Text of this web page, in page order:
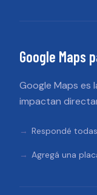
Google Maps
Google Maps es
impactan
Respondé
Agregá una